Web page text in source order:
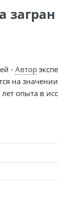
загран
- Автор
на
опыта в